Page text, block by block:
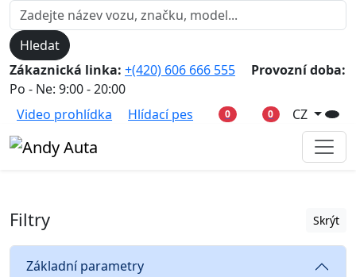
Hledat
Zákaznická linka: +(420) 606 666 555
Provozní doba:
Po - Ne: 9:00 - 20:00
Video prohlídka
Hlídací pes 0 0 CZ
Filtry Skrýt
Základní parametry